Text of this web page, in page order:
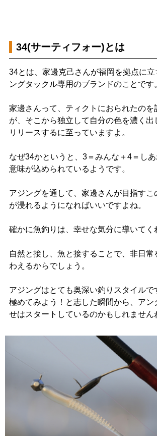
34(サーティフォー)とは
34とは、家邊克己さんが福岡を拠点に
ングタックル専用のブランドのことです
家邊さんって、ティクトにおられたのを
が、そこから独立して自分の色を濃く出
リリースするに至っていますよ。
なぜ34かというと、3＝みんな＋4＝し
意味が込められているようです。
アジングを通して、家邊さんが目指すこ
が浸れるようになればいいですよね。
確かに魚釣りは、幸せな気分に導いてく
自然と接し、魚と接することで、非日常
わえるからでしょう。
アジングはとても奥深い釣りスタイルで
極めてみよう！と志した瞬間から、アン
せはスタートしているのかもしれません